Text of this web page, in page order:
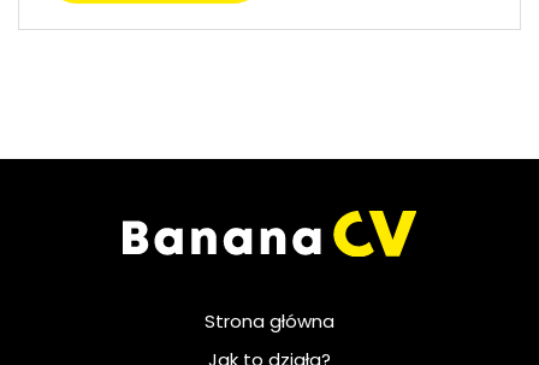
Strona główna
Jak to działa?